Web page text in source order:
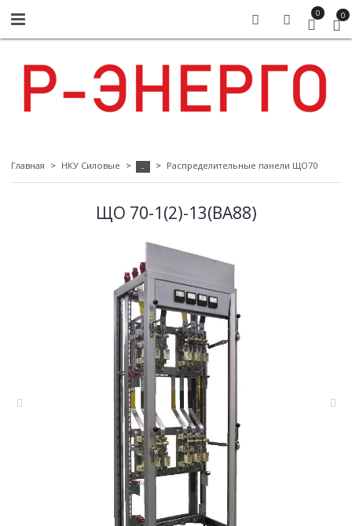
0 0
Главная НКУ Силовые - Распределительные панели ЩО70
ЩО 70-1(2)-13(ВА88)